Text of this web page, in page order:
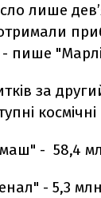
лише
- пише
за
космічні
- 58,4
- 5,3